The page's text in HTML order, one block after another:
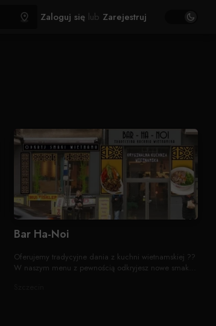
Zaloguj się lub Zarejestruj
Bar Ha-Noi
Oferujemy tradycyjne dania z kuchni wietnamskiej ??
W naszym menu z pewnością odkryjesz nowe smak...